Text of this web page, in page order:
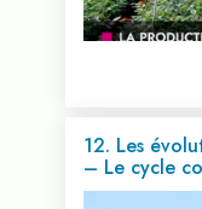
12. Les
– Le cycle